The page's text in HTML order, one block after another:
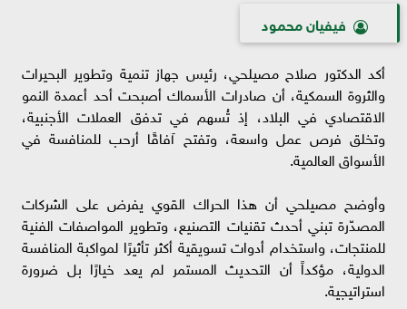
فيفيان محمود
أكد الدكتور صلاح مصيلحي، رئيس جهاز تنمية وتطوير البحيرات
والثروة السمكية، أن صادرات الأسماك أصبحت أحد أعمدة النمو
الاقتصادي في البلاد، إذ تُسهم في تدفق العملات الأجنبية،
وتخلق فرص عمل واسعة، وتفتح آفاقًا أرحب للمنافسة في
الأسواق العالمية.
وأوضح مصيلحي أن هذا الحراك القوي يفرض على الشركات
المصدّرة تبني أحدث تقنيات التصنيع، وتطوير المواصفات الفنية
للمنتجات، واستخدام أدوات تسويقية أكثر تأثيرًا لمواكبة المنافسة
الدولية، مؤكداً أن التحديث المستمر لم يعد خيارًا بل ضرورة
استراتيجية.